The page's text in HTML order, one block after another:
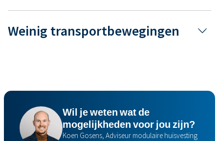
Weinig transportbewegingen
Wil je weten wat de
mogelijkheden voor jou zijn?
Koen Gosens, Adviseur modulaire huisvesting